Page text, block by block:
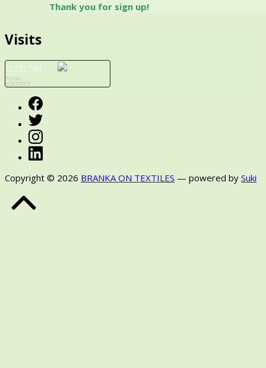
Thank you for sign up!
Visits
1231798
TOTAL
VISITORS
Facebook
Twitter
Instagram
Copyright © 2026 BRANKA ON TEXTILES — powered by Suki